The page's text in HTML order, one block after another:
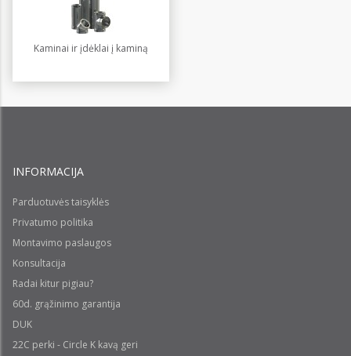
Kaminai ir įdėklai į kaminą
INFORMACIJA
Parduotuvės taisyklės
Privatumo politika
Montavimo paslaugos
Konsultacija
Radai kitur pigiau?
60d. grąžinimo garantija
DUK
22C perki - Circle K kavą geri